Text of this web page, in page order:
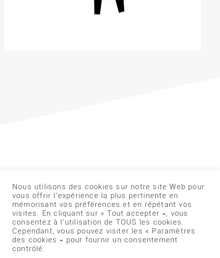
Société de tir Fontenaisienne S.T.F 85200 Fontenay le
Nous utilisons des cookies sur notre site Web pour
vous offrir l'expérience la plus pertinente en
mémorisant vos préférences et en répétant vos
visites. En cliquant sur « Tout accepter », vous
consentez à l'utilisation de TOUS les cookies.
Cependant, vous pouvez visiter les « Paramètres
des cookies » pour fournir un consentement
contrôlé.